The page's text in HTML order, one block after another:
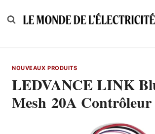
to
NOUVEAUX PRODUITS
LEDVANCE LINK
Mesh 20A Contrôleur